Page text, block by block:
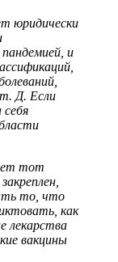
юридически
и
т. Д. Если
тот
то, что
как
лекарства
вакцины